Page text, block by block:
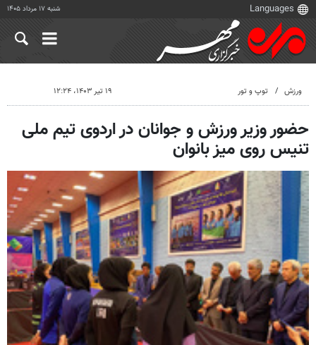
شنبه ۱۷ مرداد ۱۴۰۵
ورزش توپ و تور ۱۹ تیر ۱۴۰۳، ۱۲:۲۴
حضور وزیر ورزش و جوانان در اردوی تیم ملی
تنیس روی میز بانوان